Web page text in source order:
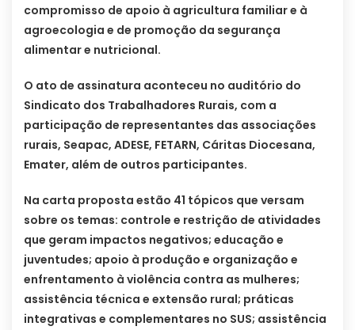
compromisso de apoio à agricultura familiar e à
agroecologia e de promoção da segurança
alimentar e nutricional.
O ato de assinatura aconteceu no auditório do
Sindicato dos Trabalhadores Rurais, com a
participação de representantes das associações
rurais, Seapac, ADESE, FETARN, Cáritas Diocesana,
Emater, além de outros participantes.
Na carta proposta estão 41 tópicos que versam
sobre os temas: controle e restrição de atividades
que geram impactos negativos; educação e
juventudes; apoio à produção e organização e
enfrentamento à violência contra as mulheres;
assistência técnica e extensão rural; práticas
integrativas e complementares no SUS; assistência